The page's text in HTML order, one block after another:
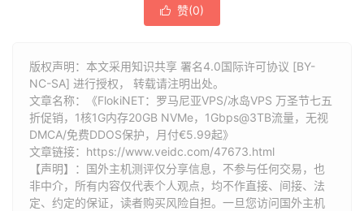
 赞(0)
版权声明：本文采用知识共享 署名4.0国际许可协议 [BY-
NC-SA] 进行授权， 转载请注明出处。
文章名称：《FlokiNET：罗马尼亚VPS/冰岛VPS 万圣节七五
折促销，1核1G内存20GB NVMe，1Gbps@3TB流量，无视
DMCA/免费DDOS保护，月付€5.99起》
文章链接： https://www.veidc.com/47673.html
【声明】：国外主机测评仅分享信息，不参与任何交易，也
非中介，所有内容仅代表个人观点，均不作直接、间接、法
定、约定的保证，读者购买风险自担。一旦您访问国外主机